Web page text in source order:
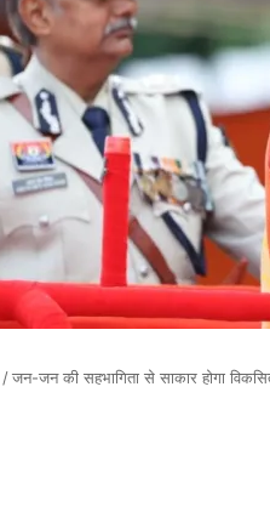
/जन-जन की सहभागिता से साकार होगा